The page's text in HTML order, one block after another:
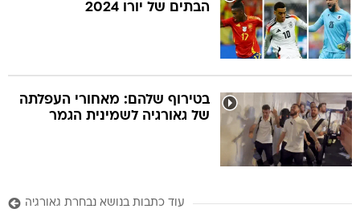
הבתים של יורו 2024
בטירוף שלהם: מאחורי העפלתה
של גאורגיה לשמינית הגמר
עוד כתבות בנושא נבחרת גאורגיה